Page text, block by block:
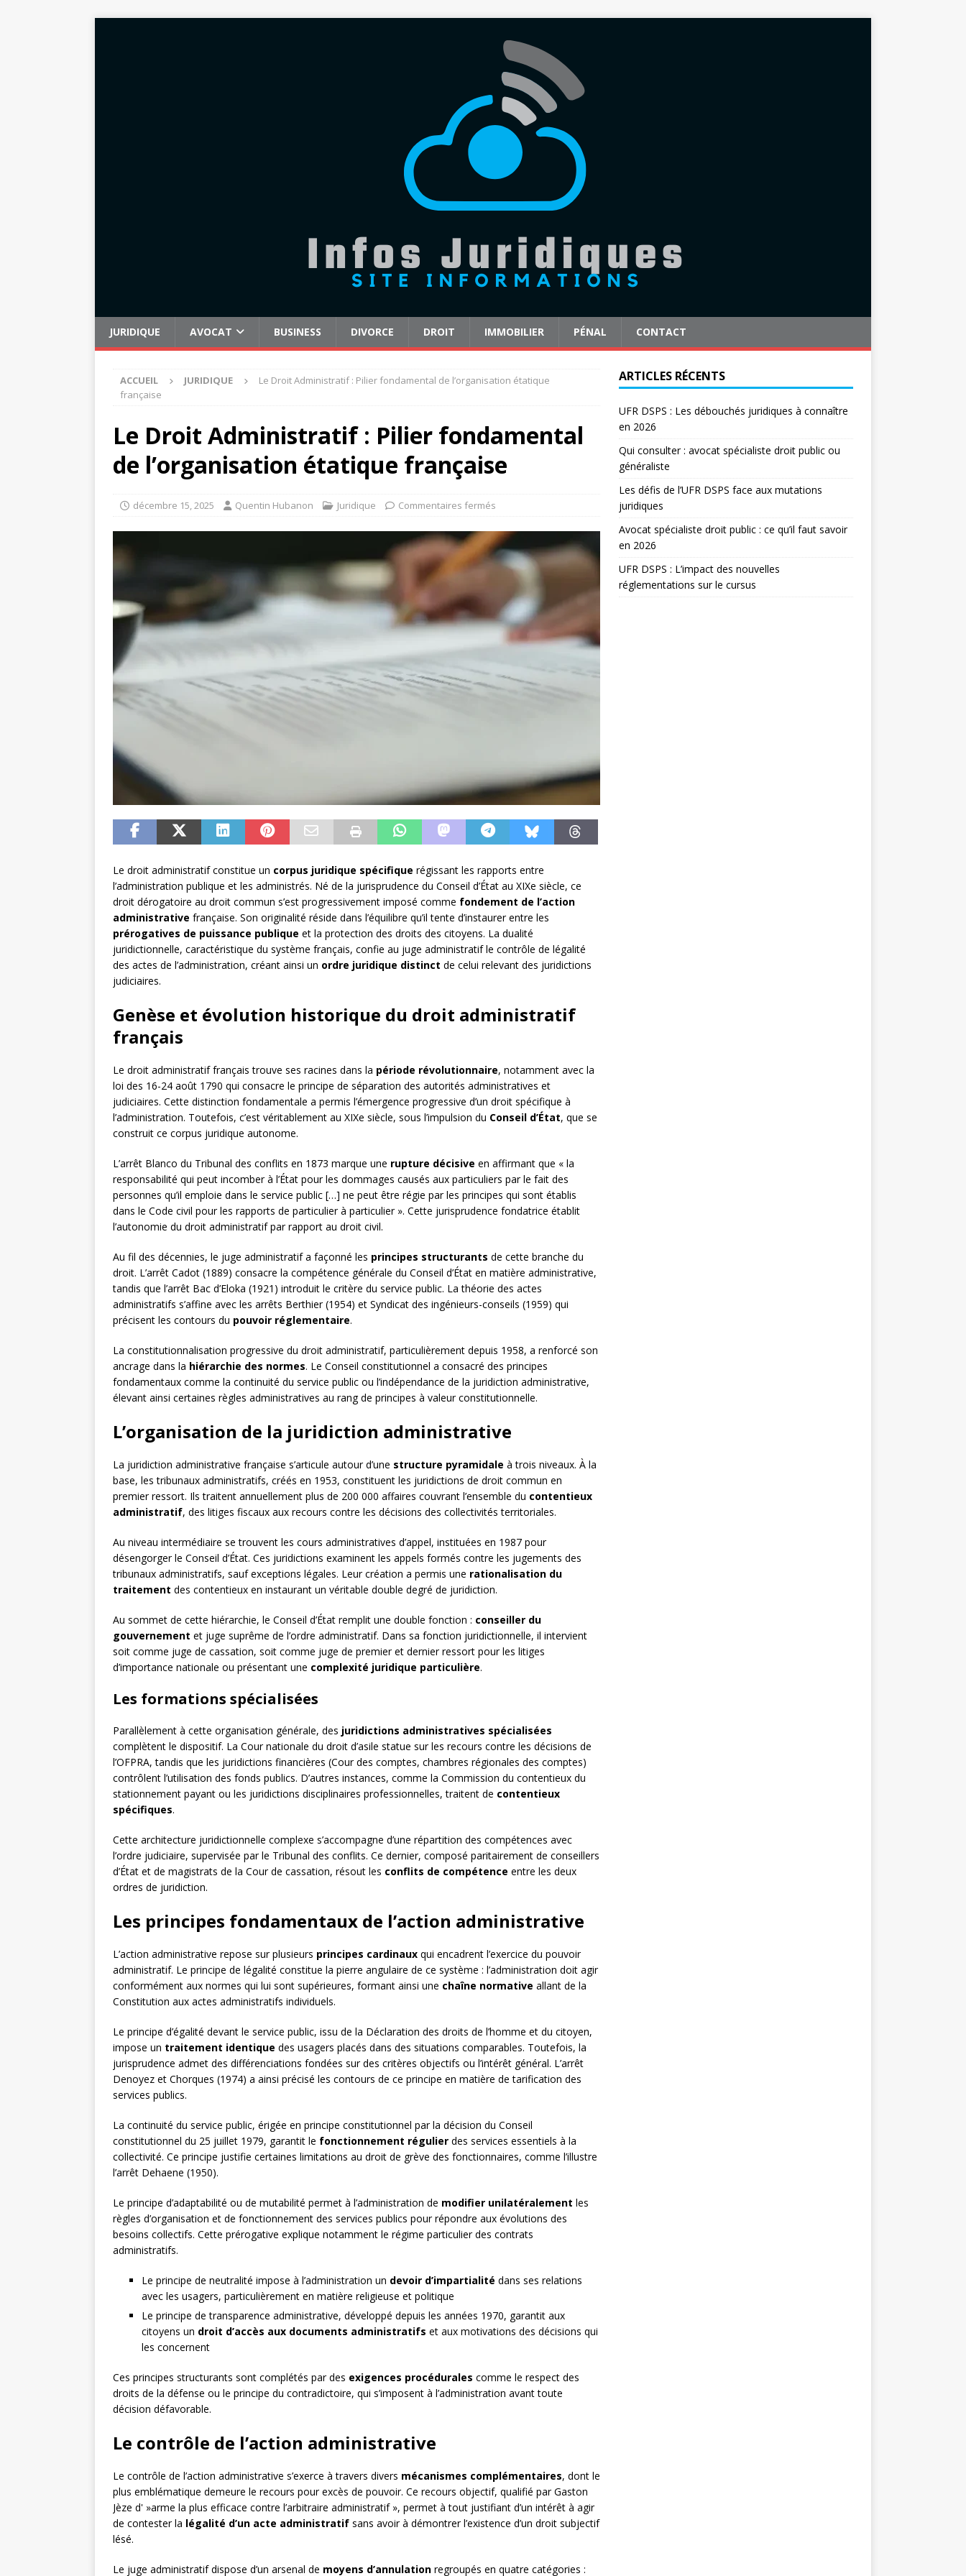
JURIDIQUE AVOCAT BUSINESS DIVORCE DROIT IMMOBILIER PÉNAL CONTACT
ACCUEIL JURIDIQUE
Le Droit Administratif : Pilier fondamental de l’organisation étatique
française
Le Droit Administratif : Pilier fondamental
de l’organisation étatique française
décembre 15, 2025 Quentin Hubanon Juridique Commentaires fermés
Le droit administratif constitue un corpus juridique spécifique régissant les rapports entre
l’administration publique et les administrés. Né de la jurisprudence du Conseil d’État au XIXe siècle, ce
droit dérogatoire au droit commun s’est progressivement imposé comme fondement de l’action
administrative française. Son originalité réside dans l’équilibre qu’il tente d’instaurer entre les
prérogatives de puissance publique et la protection des droits des citoyens. La dualité
juridictionnelle, caractéristique du système français, confie au juge administratif le contrôle de légalité
des actes de l’administration, créant ainsi un ordre juridique distinct de celui relevant des juridictions
judiciaires.
Genèse et évolution historique du droit administratif
français
Le droit administratif français trouve ses racines dans la période révolutionnaire, notamment avec la
loi des 16-24 août 1790 qui consacre le principe de séparation des autorités administratives et
judiciaires. Cette distinction fondamentale a permis l’émergence progressive d’un droit spécifique à
l’administration. Toutefois, c’est véritablement au XIXe siècle, sous l’impulsion du Conseil d’État, que se
construit ce corpus juridique autonome.
L’arrêt Blanco du Tribunal des conflits en 1873 marque une rupture décisive en affirmant que « la
responsabilité qui peut incomber à l’État pour les dommages causés aux particuliers par le fait des
personnes qu’il emploie dans le service public […] ne peut être régie par les principes qui sont établis
dans le Code civil pour les rapports de particulier à particulier ». Cette jurisprudence fondatrice établit
l’autonomie du droit administratif par rapport au droit civil.
Au fil des décennies, le juge administratif a façonné les principes structurants de cette branche du
droit. L’arrêt Cadot (1889) consacre la compétence générale du Conseil d’État en matière administrative,
tandis que l’arrêt Bac d’Eloka (1921) introduit le critère du service public. La théorie des actes
administratifs s’affine avec les arrêts Berthier (1954) et Syndicat des ingénieurs-conseils (1959) qui
précisent les contours du pouvoir réglementaire.
La constitutionnalisation progressive du droit administratif, particulièrement depuis 1958, a renforcé son
ancrage dans la hiérarchie des normes. Le Conseil constitutionnel a consacré des principes
fondamentaux comme la continuité du service public ou l’indépendance de la juridiction administrative,
élevant ainsi certaines règles administratives au rang de principes à valeur constitutionnelle.
L’organisation de la juridiction administrative
La juridiction administrative française s’articule autour d’une structure pyramidale à trois niveaux. À la
base, les tribunaux administratifs, créés en 1953, constituent les juridictions de droit commun en
premier ressort. Ils traitent annuellement plus de 200 000 affaires couvrant l’ensemble du contentieux
administratif, des litiges fiscaux aux recours contre les décisions des collectivités territoriales.
Au niveau intermédiaire se trouvent les cours administratives d’appel, instituées en 1987 pour
désengorger le Conseil d’État. Ces juridictions examinent les appels formés contre les jugements des
tribunaux administratifs, sauf exceptions légales. Leur création a permis une rationalisation du
traitement des contentieux en instaurant un véritable double degré de juridiction.
Au sommet de cette hiérarchie, le Conseil d’État remplit une double fonction : conseiller du
gouvernement et juge suprême de l’ordre administratif. Dans sa fonction juridictionnelle, il intervient
soit comme juge de cassation, soit comme juge de premier et dernier ressort pour les litiges
d’importance nationale ou présentant une complexité juridique particulière.
Les formations spécialisées
Parallèlement à cette organisation générale, des juridictions administratives spécialisées
complètent le dispositif. La Cour nationale du droit d’asile statue sur les recours contre les décisions de
l’OFPRA, tandis que les juridictions financières (Cour des comptes, chambres régionales des comptes)
contrôlent l’utilisation des fonds publics. D’autres instances, comme la Commission du contentieux du
stationnement payant ou les juridictions disciplinaires professionnelles, traitent de contentieux
spécifiques.
Cette architecture juridictionnelle complexe s’accompagne d’une répartition des compétences avec
l’ordre judiciaire, supervisée par le Tribunal des conflits. Ce dernier, composé paritairement de conseillers
d’État et de magistrats de la Cour de cassation, résout les conflits de compétence entre les deux
ordres de juridiction.
Les principes fondamentaux de l’action administrative
L’action administrative repose sur plusieurs principes cardinaux qui encadrent l’exercice du pouvoir
administratif. Le principe de légalité constitue la pierre angulaire de ce système : l’administration doit agir
conformément aux normes qui lui sont supérieures, formant ainsi une chaîne normative allant de la
Constitution aux actes administratifs individuels.
Le principe d’égalité devant le service public, issu de la Déclaration des droits de l’homme et du citoyen,
impose un traitement identique des usagers placés dans des situations comparables. Toutefois, la
jurisprudence admet des différenciations fondées sur des critères objectifs ou l’intérêt général. L’arrêt
Denoyez et Chorques (1974) a ainsi précisé les contours de ce principe en matière de tarification des
services publics.
La continuité du service public, érigée en principe constitutionnel par la décision du Conseil
constitutionnel du 25 juillet 1979, garantit le fonctionnement régulier des services essentiels à la
collectivité. Ce principe justifie certaines limitations au droit de grève des fonctionnaires, comme l’illustre
l’arrêt Dehaene (1950).
Le principe d’adaptabilité ou de mutabilité permet à l’administration de modifier unilatéralement les
règles d’organisation et de fonctionnement des services publics pour répondre aux évolutions des
besoins collectifs. Cette prérogative explique notamment le régime particulier des contrats
administratifs.
Le principe de neutralité impose à l’administration un devoir d’impartialité dans ses relations
avec les usagers, particulièrement en matière religieuse et politique
Le principe de transparence administrative, développé depuis les années 1970, garantit aux
citoyens un droit d’accès aux documents administratifs et aux motivations des décisions qui
les concernent
Ces principes structurants sont complétés par des exigences procédurales comme le respect des
droits de la défense ou le principe du contradictoire, qui s’imposent à l’administration avant toute
décision défavorable.
Le contrôle de l’action administrative
Le contrôle de l’action administrative s’exerce à travers divers mécanismes complémentaires, dont le
plus emblématique demeure le recours pour excès de pouvoir. Ce recours objectif, qualifié par Gaston
Jèze d' »arme la plus efficace contre l’arbitraire administratif », permet à tout justifiant d’un intérêt à agir
de contester la légalité d’un acte administratif sans avoir à démontrer l’existence d’un droit subjectif
lésé.
Le juge administratif dispose d’un arsenal de moyens d’annulation regroupés en quatre catégories :
ARTICLES RÉCENTS
UFR DSPS : Les débouchés juridiques à connaître
en 2026
Qui consulter : avocat spécialiste droit public ou
généraliste
Les défis de l’UFR DSPS face aux mutations
juridiques
Avocat spécialiste droit public : ce qu’il faut savoir
en 2026
UFR DSPS : L’impact des nouvelles
réglementations sur le cursus